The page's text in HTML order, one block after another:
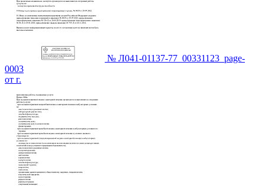
№ Л041-01137-77_00331123_page-
0003
от г.